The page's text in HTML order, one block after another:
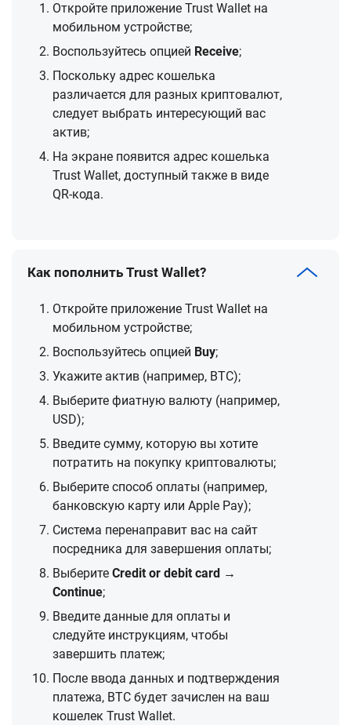
Откройте приложение Trust Wallet на
мобильном устройстве;
Воспользуйтесь опцией Receive;
Поскольку адрес кошелька
различается для разных криптовалют,
следует выбрать интересующий вас
актив;
На экране появится адрес кошелька
Trust Wallet, доступный также в виде
QR-кода.
Как пополнить Trust Wallet?
Откройте приложение Trust Wallet на
мобильном устройстве;
Воспользуйтесь опцией Buy;
Укажите актив (например, BTC);
Выберите фиатную валюту (например,
USD);
Введите сумму, которую вы хотите
потратить на покупку криптовалюты;
Выберите способ оплаты (например,
банковскую карту или Apple Pay);
Система перенаправит вас на сайт
посредника для завершения оплаты;
Выберите Credit or debit card →
Continue;
Введите данные для оплаты и
следуйте инструкциям, чтобы
завершить платеж;
После ввода данных и подтверждения
платежа, BTC будет зачислен на ваш
кошелек Trust Wallet.